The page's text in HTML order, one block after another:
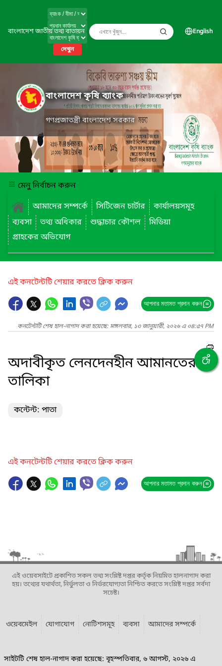
বাংলাদেশ জাতীয় তথ্য বাতায়ন
দেখুন
English
বাংলাদেশ কৃষি ব্যাংক
গণপ্রজাতন্ত্রী বাংলাদেশ সরকার
মেনু নির্বাচন করুন
আমাদের সম্পর্কে
সিটিজেন চার্টার
কার্যালয়সমূহ
ব্যবসা
তথ্য অধিকার শুদ্ধাচার কৌশল
মিডিয়া
গ্রাহকের অভিযোগ
এই কনটেন্টটি শেয়ার করতে ক্লিক করুন
আপনার মতামত প্রদান করুন
কনটেন্টটি শেষ হাল-নাগাদ করা হয়েছে: মঙ্গলবার, ১৩ জানুয়ারী, ২০২৬ এ ০৪:৫৭ PM
অদাবীকৃত লেনদেনহীন আমানতের
তালিকা
কন্টেন্ট: পাতা
এই কনটেন্টটি শেয়ার করতে ক্লিক করুন
আপনার মতামত প্রদান করুন
এই ওয়েবসাইটে প্রকাশিত সকল তথ্য সংশ্লিষ্ট দপ্তর কর্তৃক নিয়মিত হালনাগাদ করা
হয়। তথ্যের যথার্থতা, নির্ভুলতা ও নির্ভরযোগ্যতা নিশ্চিত করতে সংশ্লিষ্ট দপ্তর সর্বদা
সচেষ্ট।
ওয়েবমেইল যোগাযোগ নোটিশসমূহ ব্যবসা আমাদের সম্পর্কে
সাইটটি শেষ হাল-নাগাদ করা হয়েছে: বৃহস্পতিবার, ৬ আগস্ট, ২০২৬ এ